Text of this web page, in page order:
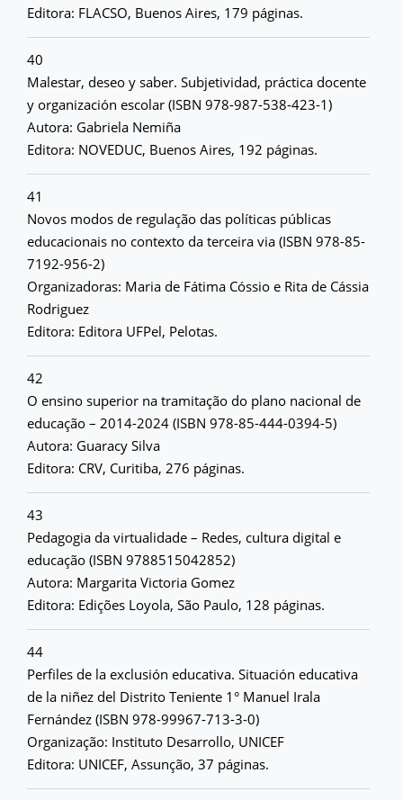
Editora: FLACSO, Buenos Aires, 179 páginas.
40
Malestar, deseo y saber. Subjetividad, práctica docente
y organización escolar (ISBN 978-987-538-423-1)
Autora: Gabriela Nemiña
Editora: NOVEDUC, Buenos Aires, 192 páginas.
41
Novos modos de regulação das políticas públicas
educacionais no contexto da terceira via (ISBN 978-85-
7192-956-2)
Organizadoras: Maria de Fátima Cóssio e Rita de Cássia
Rodriguez
Editora: Editora UFPel, Pelotas.
42
O ensino superior na tramitação do plano nacional de
educação – 2014-2024 (ISBN 978-85-444-0394-5)
Autora: Guaracy Silva
Editora: CRV, Curitiba, 276 páginas.
43
Pedagogia da virtualidade – Redes, cultura digital e
educação (ISBN 9788515042852)
Autora: Margarita Victoria Gomez
Editora: Edições Loyola, São Paulo, 128 páginas.
44
Perfiles de la exclusión educativa. Situación educativa
de la niñez del Distrito Teniente 1° Manuel Irala
Fernández (ISBN 978-99967-713-3-0)
Organização: Instituto Desarrollo, UNICEF
Editora: UNICEF, Assunção, 37 páginas.